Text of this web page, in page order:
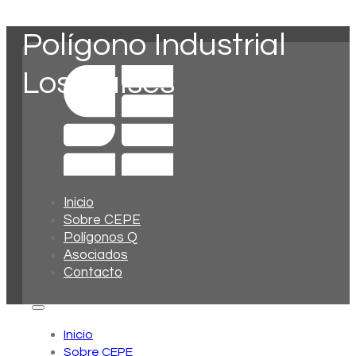
Inicio
Sobre CEPE
Polígonos Q
Asociados
Contacto
Inicio
Sobre CEPE
Polígono Industrial
Los Caíses